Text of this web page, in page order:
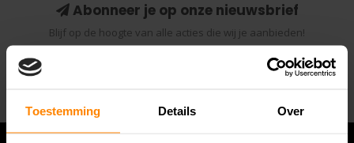
Toestemming Details Over
Abonneer je op onze nieuwsbrief
Blijf op de hoogte van alle acties die wij je aanbieden!
Abonneer